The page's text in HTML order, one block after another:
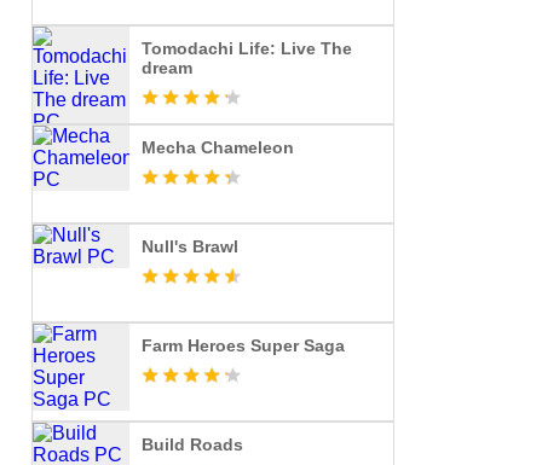
Tomodachi Life: Live The
dream
Mecha Chameleon
Null's Brawl
Farm Heroes Super Saga
Build Roads